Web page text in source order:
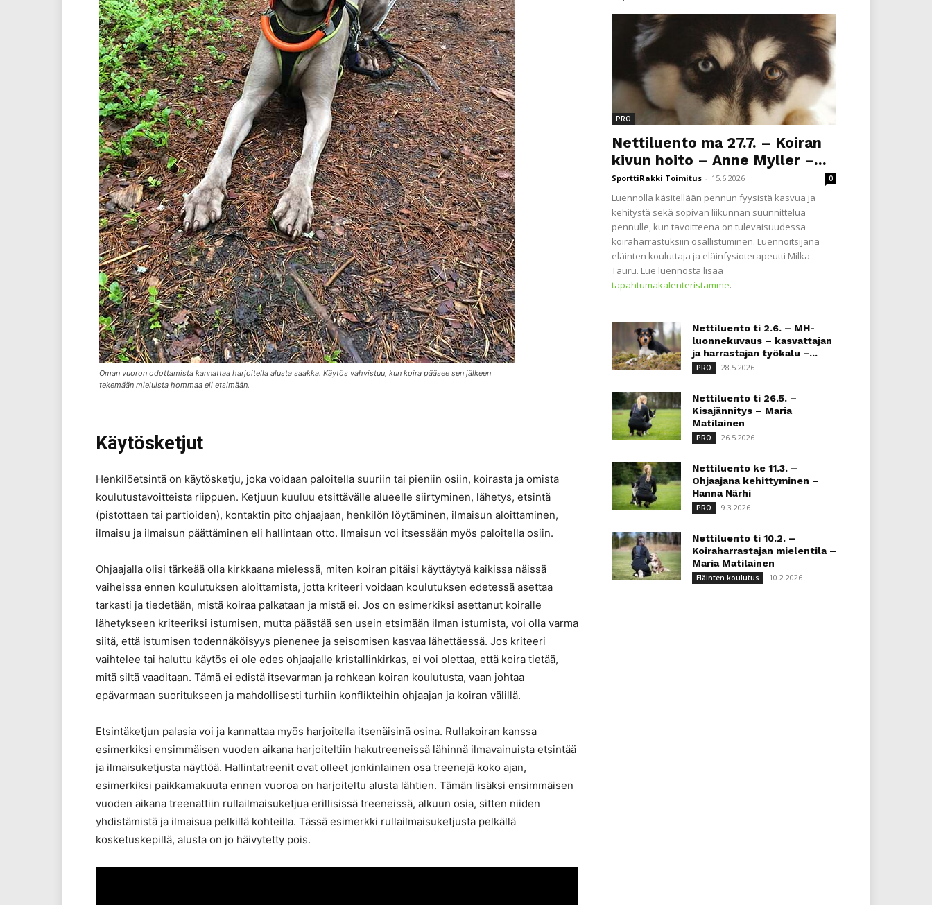
Oman vuoron odottamista kannattaa harjoitella alusta saakka. Käytös vahvistuu, kun koira pääsee sen jälkeen
tekemään mieluista hommaa eli etsimään.
Käytösketjut
Henkilöetsintä on käytösketju, joka voidaan paloitella suuriin tai pieniin osiin, koirasta ja omista
koulutustavoitteista riippuen. Ketjuun kuuluu etsittävälle alueelle siirtyminen, lähetys, etsintä
(pistottaen tai partioiden), kontaktin pito ohjaajaan, henkilön löytäminen, ilmaisun aloittaminen,
ilmaisu ja ilmaisun päättäminen eli hallintaan otto. Ilmaisun voi itsessään myös paloitella osiin.
Ohjaajalla olisi tärkeää olla kirkkaana mielessä, miten koiran pitäisi käyttäytyä kaikissa näissä
vaiheissa ennen koulutuksen aloittamista, jotta kriteeri voidaan koulutuksen edetessä asettaa
tarkasti ja tiedetään, mistä koiraa palkataan ja mistä ei. Jos on esimerkiksi asettanut koiralle
lähetykseen kriteeriksi istumisen, mutta päästää sen usein etsimään ilman istumista, voi olla varma
siitä, että istumisen todennäköisyys pienenee ja seisomisen kasvaa lähettäessä. Jos kriteeri
vaihtelee tai haluttu käytös ei ole edes ohjaajalle kristallinkirkas, ei voi olettaa, että koira tietää,
mitä siltä vaaditaan. Tämä ei edistä itsevarman ja rohkean koiran koulutusta, vaan johtaa
epävarmaan suoritukseen ja mahdollisesti turhiin konflikteihin ohjaajan ja koiran välillä.
Etsintäketjun palasia voi ja kannattaa myös harjoitella itsenäisinä osina. Rullakoiran kanssa
esimerkiksi ensimmäisen vuoden aikana harjoiteltiin hakutreeneissä lähinnä ilmavainuista etsintää
ja ilmaisuketjusta näyttöä. Hallintatreenit ovat olleet jonkinlainen osa treenejä koko ajan,
esimerkiksi paikkamakuuta ennen vuoroa on harjoiteltu alusta lähtien. Tämän lisäksi ensimmäisen
vuoden aikana treenattiin rullailmaisuketjua erillisissä treeneissä, alkuun osia, sitten niiden
yhdistämistä ja ilmaisua pelkillä kohteilla. Tässä esimerkki rullailmaisuketjusta pelkällä
kosketuskepillä, alusta on jo häivytetty pois.
PRO
Nettiluento ma 27.7. – Koiran
kivun hoito – Anne Myller –...
SporttiRakki Toimitus - 15.6.2026 0
Luennolla käsitellään pennun fyysistä kasvua ja
kehitystä sekä sopivan liikunnan suunnittelua
pennulle, kun tavoitteena on tulevaisuudessa
koiraharrastuksiin osallistuminen. Luennoitsijana
eläinten kouluttaja ja eläinfysioterapeutti Milka
Tauru. Lue luennosta lisää
tapahtumakalenteristamme.
Nettiluento ti 2.6. – MH-
luonnekuvaus – kasvattajan
ja harrastajan työkalu –...
PRO 28.5.2026
Nettiluento ti 26.5. –
Kisajännitys – Maria
Matilainen
PRO 26.5.2026
Nettiluento ke 11.3. –
Ohjaajana kehittyminen –
Hanna Närhi
PRO 9.3.2026
Nettiluento ti 10.2. –
Koiraharrastajan mielentila –
Maria Matilainen
Eläinten koulutus 10.2.2026